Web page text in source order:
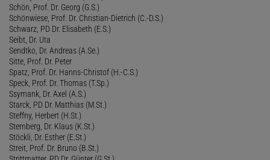
Schön, Prof. Dr. Georg (G.S.)
Schönwiese, Prof. Dr. Christian-Dietrich (C.-D.S.)
Schwarz, PD Dr. Elisabeth (E.S.)
Seibt, Dr. Uta
Sendtko, Dr. Andreas (A.Se.)
Sitte, Prof. Dr. Peter
Spatz, Prof. Dr. Hanns-Christof (H.-C.S.)
Speck, Prof. Dr. Thomas (T.Sp.)
Ssymank, Dr. Axel (A.S.)
Starck, PD Dr. Matthias (M.St.)
Steffny, Herbert (H.St.)
Sternberg, Dr. Klaus (K.St.)
Stöckli, Dr. Esther (E.St.)
Streit, Prof. Dr. Bruno (B.St.)